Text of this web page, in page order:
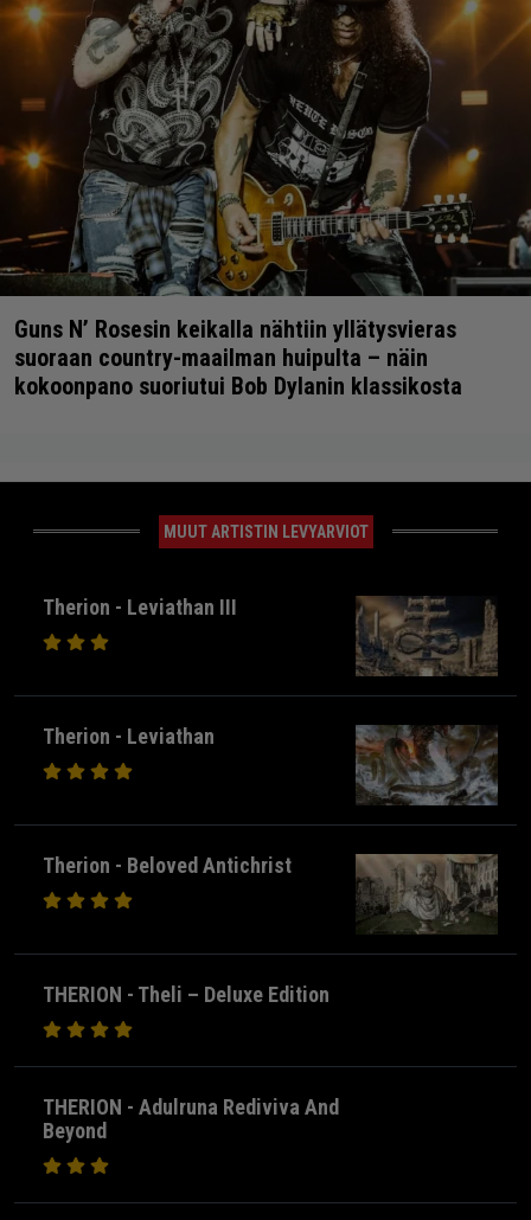
Guns N’ Rosesin keikalla nähtiin yllätysvieras
suoraan country-maailman huipulta – näin
kokoonpano suoriutui Bob Dylanin klassikosta
MUUT ARTISTIN LEVYARVIOT
Therion - Leviathan III
Therion - Leviathan
Therion - Beloved Antichrist
THERION - Theli – Deluxe Edition
THERION - Adulruna Rediviva And
Beyond